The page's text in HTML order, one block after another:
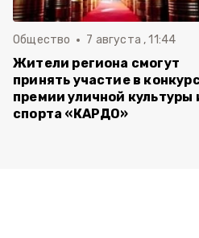
Общество 7 августа , 11:44
Жители региона смогут
принять участие в
премии уличной культуры
спорта «КАРДО»